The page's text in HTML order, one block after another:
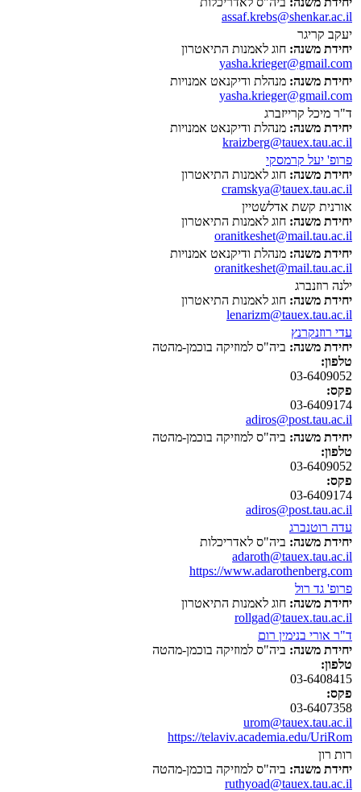
assaf.krebs@shenkar.ac.il
יעקב קריגר
יחידת משנה: חוג לאמנות התיאטרון
yasha.krieger@gmail.com
יחידת משנה: מנהלת ודיקנאט אמנויות
yasha.krieger@gmail.com
ד"ר מיכל קרייזברג
יחידת משנה: מנהלת ודיקנאט אמנויות
kraizberg@tauex.tau.ac.il
פרופ' יעל קרמסקי
יחידת משנה: חוג לאמנות התיאטרון
cramskya@tauex.tau.ac.il
אורנית קשת אדלשטיין
יחידת משנה: חוג לאמנות התיאטרון
oranitkeshet@mail.tau.ac.il
יחידת משנה: מנהלת ודיקנאט אמנויות
oranitkeshet@mail.tau.ac.il
ילנה רוזנברג
יחידת משנה: חוג לאמנות התיאטרון
lenarizm@tauex.tau.ac.il
עדי רוזנקרנץ
יחידת משנה: ביה"ס למוזיקה בוכמן-מהטה
טלפון:
03-6409052
פקס:
03-6409174
adiros@post.tau.ac.il
יחידת משנה: ביה"ס למוזיקה בוכמן-מהטה
טלפון:
03-6409052
פקס:
03-6409174
adiros@post.tau.ac.il
עדה רוטנברג
יחידת משנה: ביה"ס לאדריכלות
adaroth@tauex.tau.ac.il
https://www.adarothenberg.com
פרופ' גד רול
יחידת משנה: חוג לאמנות התיאטרון
rollgad@tauex.tau.ac.il
ד"ר אורי בנימין רום
יחידת משנה: ביה"ס למוזיקה בוכמן-מהטה
טלפון:
03-6408415
פקס:
03-6407358
urom@tauex.tau.ac.il
https://telaviv.academia.edu/UriRom
רות רון
יחידת משנה: ביה"ס למוזיקה בוכמן-מהטה
ruthyoad@tauex.tau.ac.il